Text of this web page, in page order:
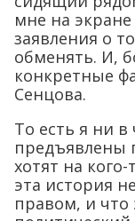
мне на
заявления о
обменять. И,
конкретные
Сенцова.
То есть я ни
предъявлены
хотят на
эта история
правом, и что